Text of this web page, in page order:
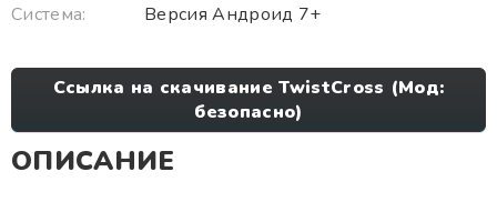
Система:
Версия Андроид 7+
Ссылка на скачивание TwistCross (Мод:
безопасно)
ОПИСАНИЕ